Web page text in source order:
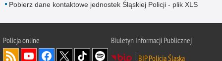
Pobierz dane kontaktowe jednostek Śląskiej Policji - plik XLS
Policja online
Biuletyn Informacji Publicznej
BIP Policja Śląska